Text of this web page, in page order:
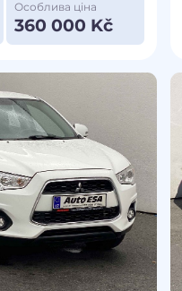
Особлива ціна
360 000 Kč